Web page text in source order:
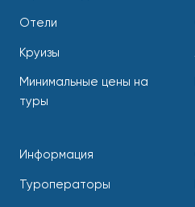
Отели
Круизы
Минимальные цены на
туры
Информация
Туроператоры